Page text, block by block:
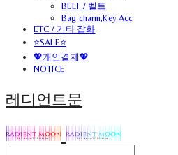
BELT / 벨트
Bag charm,Key Acc
ETC / 기타 잡화
⭐SALE⭐
💖개인결제💖
NOTICE
레디언트문